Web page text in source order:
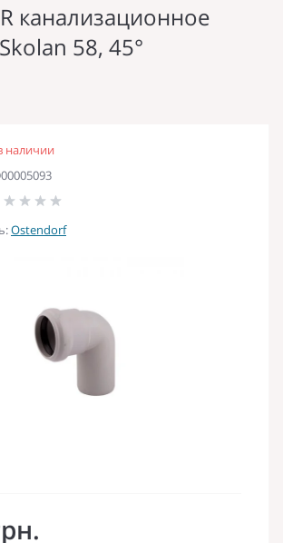
канализационное
58, 45°
наличии
Ostendorf